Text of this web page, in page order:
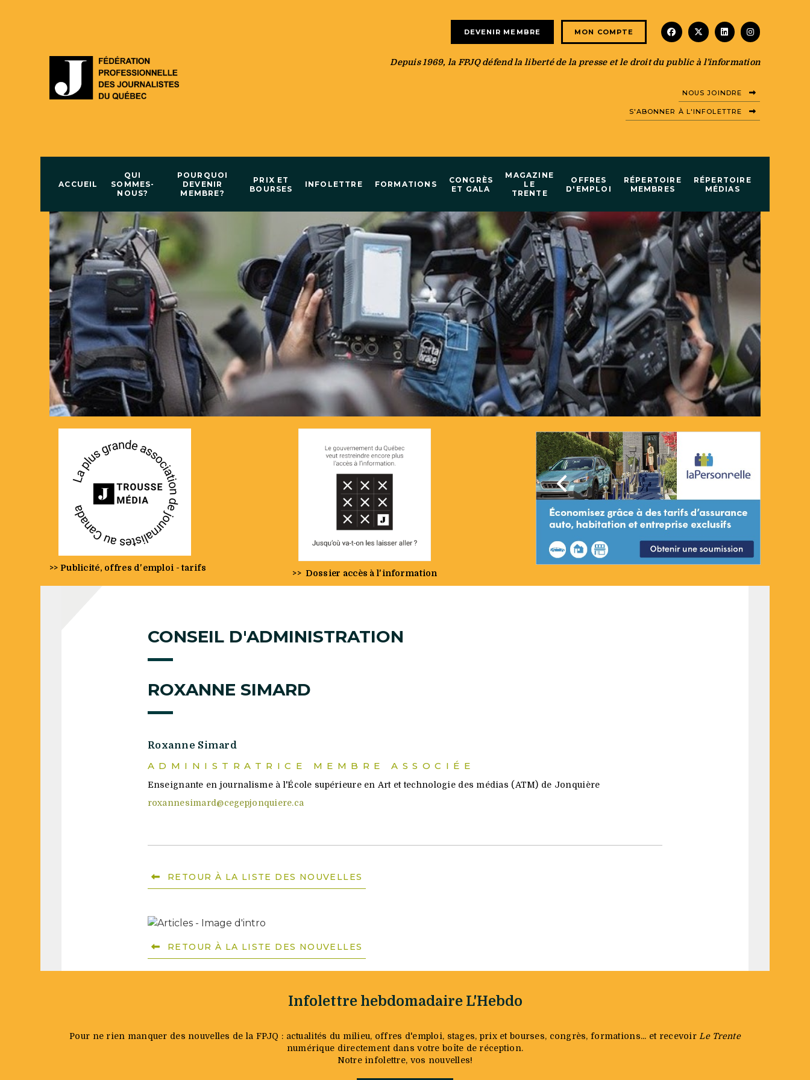
DEVENIR MEMBRE MON COMPTE facebook x-twitterlinkedininstagram
Depuis 1969, la FPJQ défend la liberté de la presse et le droit du public à l’information
NOUS JOINDRE
S'ABONNER À L'INFOLETTRE
ACCUEIL
QUI
SOMMES-
NOUS?
POURQUOI
DEVENIR
MEMBRE?
PRIX ET
BOURSES
INFOLETTRE FORMATIONS
CONGRÈS
ET GALA
MAGAZINE
LE
TRENTE
OFFRES
D'EMPLOI
RÉPERTOIRE
MEMBRES
RÉPERTOIRE
MÉDIAS
>> Publicité, offres d'emploi - tarifs
>> Dossier accès à l'information
Précédent
CONSEIL D'ADMINISTRATION
ROXANNE SIMARD
Roxanne Simard
ADMINISTRATRICE MEMBRE ASSOCIÉE
Enseignante en journalisme à l'École supérieure en Art et technologie des médias (ATM) de Jonquière
roxannesimard@cegepjonquiere.ca
RETOUR À LA LISTE DES NOUVELLES
RETOUR À LA LISTE DES NOUVELLES
Infolettre hebdomadaire L'Hebdo
Pour ne rien manquer des nouvelles de la FPJQ : actualités du milieu, offres d'emploi, stages, prix et bourses, congrès, formations... et recevoir Le Trente
numérique directement dans votre boîte de réception.
Notre infolettre, vos nouvelles!